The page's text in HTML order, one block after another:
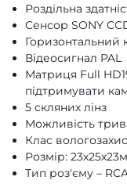
Роздільна
Сенсор SONY
Горизонтальний
Відеосигнал PAL
Матриця Full
підтримувати
5 скляних лінз
Можливість
Клас
Розмір:
Тип роз'єму –